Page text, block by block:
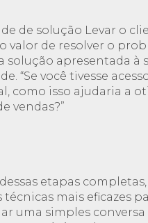
de solução Levar o
valor de resolver o
solução apresentada à
“Se você tivesse
como isso ajudaria a
vendas?”
etapas
técnicas mais eficazes
uma simples conversa